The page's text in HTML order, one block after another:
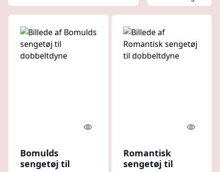
Quick look
Bomulds
sengetøj til
Quick
Romantisk
sengetøj til